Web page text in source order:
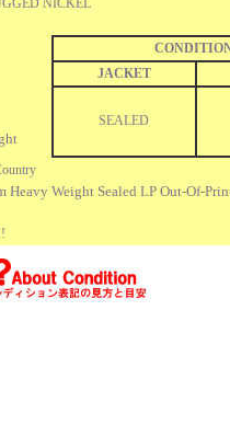
NICKEL
JACKET
SEALED
Heavy Weight Sealed LP Out-Of-